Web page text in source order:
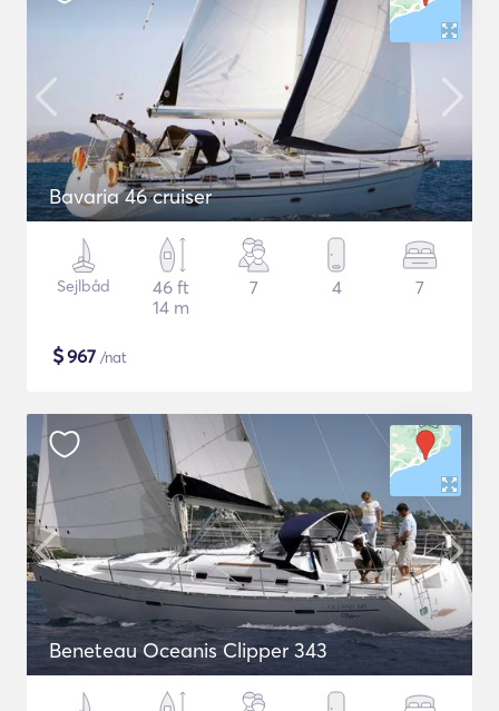
Bavaria 46 cruiser
Sejlbåd
46 ft
14 m
7 4 7
$967 /nat
Beneteau Oceanis Clipper 343